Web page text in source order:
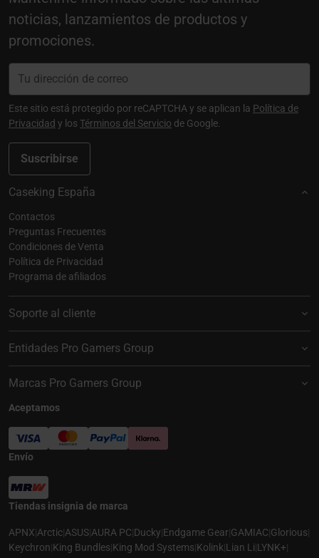
noticias, lanzamientos de productos y
promociones.
Suscribirse
Este sitio está protegido por reCAPTCHA y se aplican la Política de
Privacidad y losTérminos del Servicio de Google.
Caseking España
Contactos
Preguntas Frecuentes
Condiciones de Venta
Política de Privacidad
Programa de afiliados
Soporte al cliente
Entidades Pro Gamers Group
Marcas Pro Gamers Group
Aceptamos
Envío
Tiendas insignia de marca
APNX|Arctic|ASUS|AURA PC|Ducky|Endgame Gear|GAMIAC|Glorious|
Keychron|King Bundles|King Mod Systems|Kolink|Lian Li|LYNK+|